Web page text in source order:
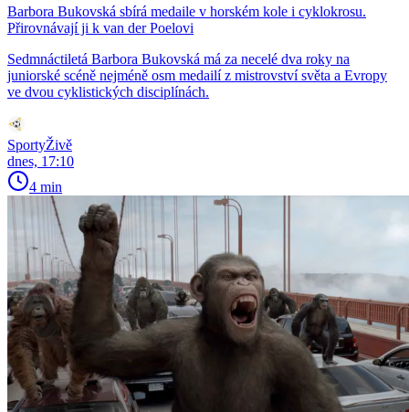
Barbora Bukovská sbírá medaile v horském kole i cyklokrosu.
Přirovnávají ji k van der Poelovi
Sedmnáctiletá Barbora Bukovská má za necelé dva roky na
juniorské scéně nejméně osm medailí z mistrovství světa a Evropy
ve dvou cyklistických disciplínách.
SportyŽivě
dnes, 17:10
4 min